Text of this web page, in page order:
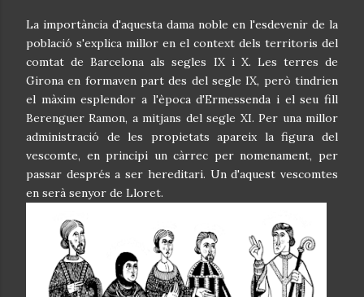
La importància d'aquesta dama noble en l'esdevenir de la
població s'explica millor en el context dels territoris del
comtat de Barcelona als segles IX i X. Les terres de
Girona en formaven part des del segle IX, però tindrien
el màxim esplendor a l'època d'Ermessenda i el seu fill
Berenguer Ramon, a mitjans del segle XI. Per una millor
administració de les propietats apareix la figura del
vescomte, en principi un càrrec per nomenament, per
passar després a ser hereditari. Un d'aquest vescomtes
en serà senyor de Lloret.